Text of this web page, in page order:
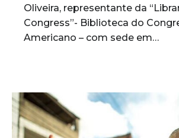
Oliveira, representante da
Congress”- Biblioteca do
Americano – com sede em…